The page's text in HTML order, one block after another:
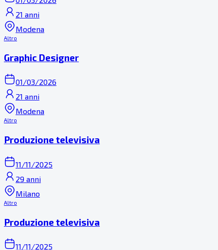
21 anni
Modena
Altro
Graphic Designer
01/03/2026
21 anni
Modena
Altro
Produzione televisiva
11/11/2025
29 anni
Milano
Altro
Produzione televisiva
11/11/2025